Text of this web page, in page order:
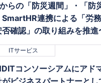
らの「防災週間」・「防
SmartHR連携による「労
確認」の取り組みを推進
ITサービス
コンソーシアムにアド